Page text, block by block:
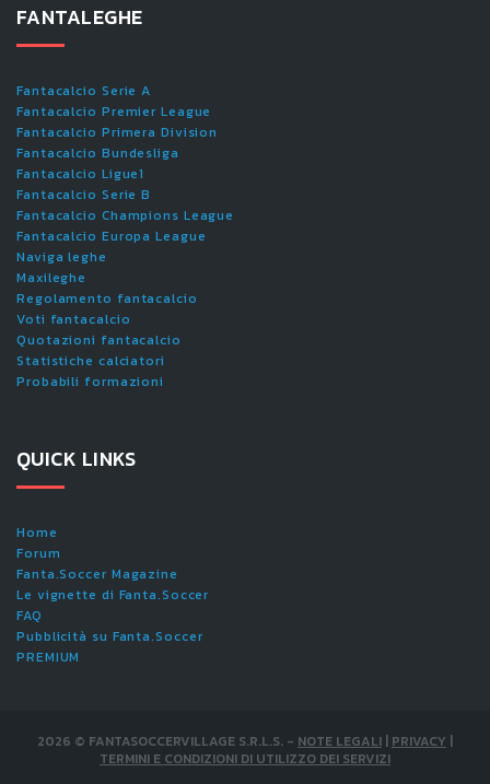
FANTALEGHE
Fantacalcio Serie A
Fantacalcio Premier League
Fantacalcio Primera Division
Fantacalcio Bundesliga
Fantacalcio Ligue1
Fantacalcio Serie B
Fantacalcio Champions League
Fantacalcio Europa League
Naviga leghe
Maxileghe
Regolamento fantacalcio
Voti fantacalcio
Quotazioni fantacalcio
Statistiche calciatori
Probabili formazioni
QUICK LINKS
Home
Forum
Fanta.Soccer Magazine
Le vignette di Fanta.Soccer
FAQ
Pubblicità su Fanta.Soccer
PREMIUM
2026 © FANTASOCCERVILLAGE S.R.L.S. - NOTE LEGALI | PRIVACY |
TERMINI E CONDIZIONI DI UTILIZZO DEI SERVIZI